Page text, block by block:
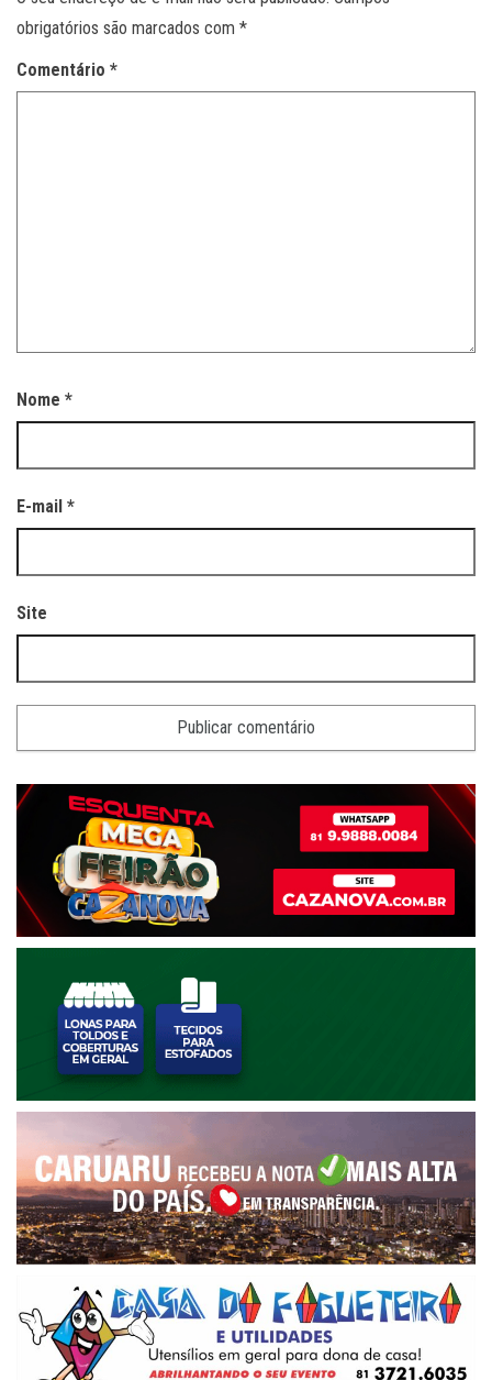
obrigatórios são marcados com *
Comentário *
Nome *
E-mail *
Site